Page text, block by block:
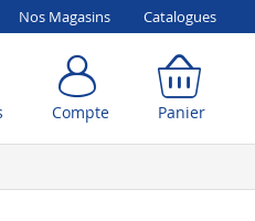
Nos Magasins Catalogues
Compte Panier
Panier